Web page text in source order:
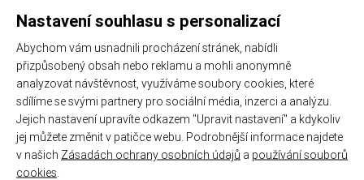
200 g
2 639 Kč/ ks
1
Nastavení souhlasu s personalizací
Abychom vám usnadnili procházení stránek, nabídli
přizpůsobený obsah nebo reklamu a mohli anonymně
analyzovat návštěvnost, využíváme soubory cookies, které
sdílíme se svými partnery pro sociální média, inzerci a analýzu.
Jejich nastavení upravíte odkazem "Upravit nastavení" a kdykoliv
jej můžete změnit v patičce webu. Podrobnější informace najdete
v našich Zásadách ochrany osobních údajů a používání souborů
cookies